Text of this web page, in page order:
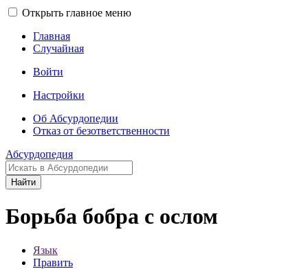
Открыть главное меню
Главная
Случайная
Войти
Настройки
Об Абсурдопедии
Отказ от безответственности
Абсурдопедия
Найти
Борьба бобра с ослом
Язык
Править